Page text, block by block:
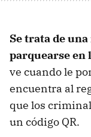
Se trata de
parquearse
ve cuando le
encuentra al
que los
un código QR.